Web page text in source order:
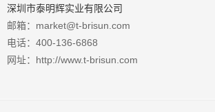
深圳市泰明辉实业有限公司
邮箱：market@t-brisun.com
电话：400-136-6868
网址：http://www.t-brisun.com